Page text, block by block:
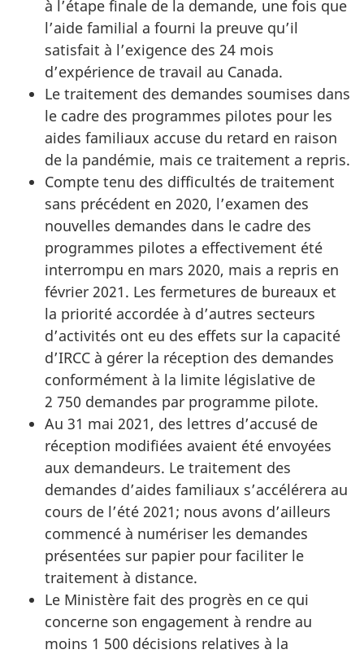
à l’étape finale de la demande, une fois que
l’aide familial a fourni la preuve qu’il
satisfait à l’exigence des 24 mois
d’expérience de travail au Canada.
Le traitement des demandes soumises dans
le cadre des programmes pilotes pour les
aides familiaux accuse du retard en raison
de la pandémie, mais ce traitement a repris.
Compte tenu des difficultés de traitement
sans précédent en 2020, l’examen des
nouvelles demandes dans le cadre des
programmes pilotes a effectivement été
interrompu en mars 2020, mais a repris en
février 2021. Les fermetures de bureaux et
la priorité accordée à d’autres secteurs
d’activités ont eu des effets sur la capacité
d’IRCC à gérer la réception des demandes
conformément à la limite législative de
2 750 demandes par programme pilote.
Au 31 mai 2021, des lettres d’accusé de
réception modifiées avaient été envoyées
aux demandeurs. Le traitement des
demandes d’aides familiaux s’accélérera au
cours de l’été 2021; nous avons d’ailleurs
commencé à numériser les demandes
présentées sur papier pour faciliter le
traitement à distance.
Le Ministère fait des progrès en ce qui
concerne son engagement à rendre au
moins 1 500 décisions relatives à la